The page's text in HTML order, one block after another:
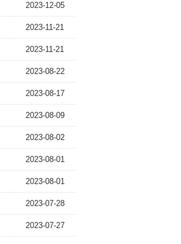
2023-12-05
2023-11-21
2023-11-21
2023-08-22
2023-08-17
2023-08-09
2023-08-02
2023-08-01
2023-08-01
2023-07-28
2023-07-27